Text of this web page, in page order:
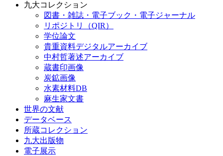
九大コレクション
図書・雑誌・電子ブック・電子ジャーナル
リポジトリ（QIR）
学位論文
貴重資料デジタルアーカイブ
中村哲著述アーカイブ
蔵書印画像
炭鉱画像
水素材料DB
麻生家文書
世界の文献
データベース
所蔵コレクション
九大出版物
電子展示